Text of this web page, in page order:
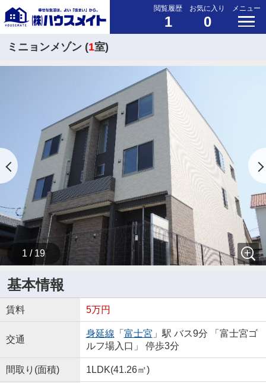
閲覧履歴
1
お気に入り
0
メニュー
ミニョンメゾン (1室)
1 / 19
基本情報
賃料 5万円
交通
身延線 「 富士宮 」駅 バス9分 「富士宮ゴ
ルフ場入口」 停歩3分
間取り(面積) 1LDK(41.26㎡)